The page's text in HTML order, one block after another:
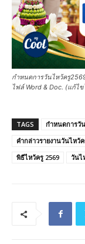
กำหนดการวันไหว้ครู
ไฟล์ Word & Doc. (แก้ไ
TAGS กำหนดการวั
คำกล่าวรายงานวันไหว้ค
พิธีไหว้ครู 2569
วันไ